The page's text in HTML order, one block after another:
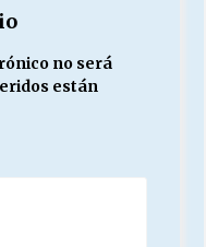
no será
están